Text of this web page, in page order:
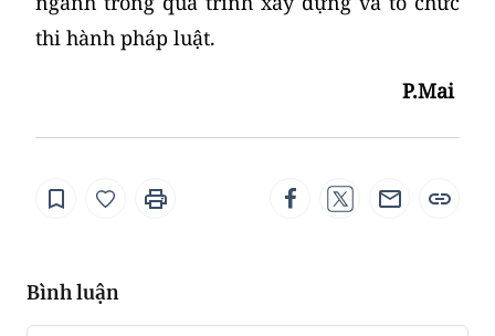
thi hành pháp luật.
P.Mai
Bình luận